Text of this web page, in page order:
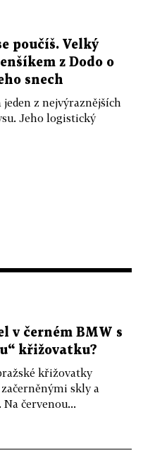
poučíš. Velký
z Dodo o
snech
z nejvýraznějších
Jeho logistický
v černém BMW s
křižovatku?
křižovatky
skly a
červenou...